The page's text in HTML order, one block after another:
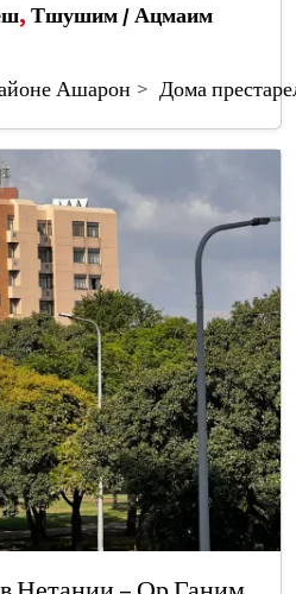
, Тшушим / Ацмаим
Ашарон Дома